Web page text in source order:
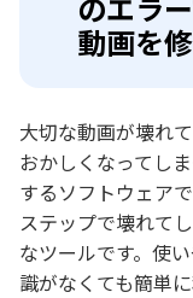
動画を
大切な動画が壊れ
おかしくなってし
するソフトウェアで
ステップで壊れて
なツールです。使
識がなくても簡単に